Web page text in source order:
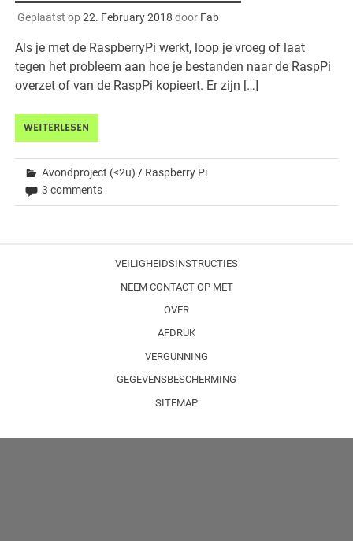
Geplaatst op 22. February 2018 door Fab
Als je met de RaspberryPi werkt, loop je vroeg of laat
tegen het probleem aan hoe je bestanden naar de RaspPi
overzet of van de RaspPi kopieert. Er zijn […]
WEITERLESEN
Avondproject (<2u) / Raspberry Pi
3 comments
VEILIGHEIDSINSTRUCTIES
NEEM CONTACT OP MET
OVER
AFDRUK
VERGUNNING
GEGEVENSBESCHERMING
SITEMAP